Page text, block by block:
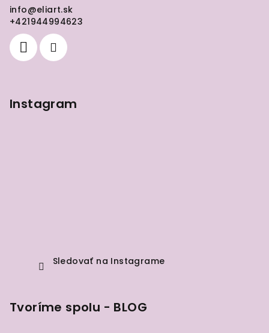
info@eliart.sk
+421944994623
Instagram
Sledovať na Instagrame
Tvoríme spolu - BLOG